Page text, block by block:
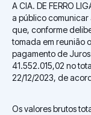
A CIA. DE FERRO
a público comunicar
que, conforme
tomada em reunião
pagamento de
41.552.015,02 no
22/12/2023, de
Os valores brutos